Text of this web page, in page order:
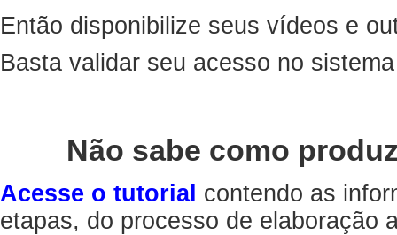
Então disponibilize seus vídeos e
Basta validar seu acesso no
Não sabe como
Acesse o tutorial contendo as
etapas, do processo de elaboração